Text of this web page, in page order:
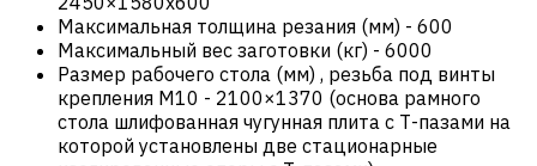
Максимальная толщина резания (мм) - 600
Максимальный вес заготовки (кг) - 6000
Размер рабочего стола (мм) , резьба под винты
крепления М10 - 2100×1370 (основа рамного
стола шлифованная чугунная плита с Т-пазами на
которой установлены две стационарные